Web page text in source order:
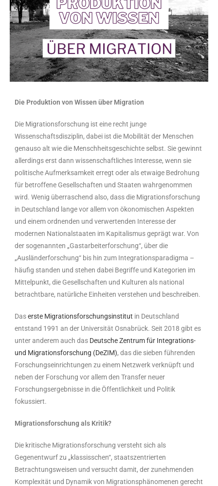
Die Produktion von Wissen über Migration
Die Migrationsforschung ist eine recht junge
Wissenschaftsdisziplin, dabei ist die Mobilität der Menschen
genauso alt wie die Menschheitsgeschichte selbst. Sie gewinnt
allerdings erst dann wissenschaftliches Interesse, wenn sie
politische Aufmerksamkeit erregt oder als etwaige Bedrohung
für betroffene Gesellschaften und Staaten wahrgenommen
wird. Wenig überraschend also, dass die Migrationsforschung
in Deutschland lange vor allem von ökonomischen Aspekten
und einem ordnenden und verwertenden Interesse der
modernen Nationalstaaten im Kapitalismus geprägt war. Von
der sogenannten „Gastarbeiterforschung“, über die
„Ausländerforschung“ bis hin zum Integrationsparadigma –
häufig standen und stehen dabei Begriffe und Kategorien im
Mittelpunkt, die Gesellschaften und Kulturen als national
betrachtbare, natürliche Einheiten verstehen und beschreiben.
Daserste Migrationsforschungsinstitut in Deutschland
entstand 1991 an der Universität Osnabrück. Seit 2018 gibt es
unter anderem auch das Deutsche Zentrum für Integrations-
und Migrationsforschung (DeZIM), das die sieben führenden
Forschungseinrichtungen zu einem Netzwerk verknüpft und
neben der Forschung vor allem den Transfer neuer
Forschungsergebnisse in die Öffentlichkeit und Politik
fokussiert.
Migrationsforschung als Kritik?
Die kritische Migrationsforschung versteht sich als
Gegenentwurf zu „klassisschen“, staatszentrierten
Betrachtungsweisen und versucht damit, der zunehmenden
Komplexität und Dynamik von Migrationsphänomenen gerecht